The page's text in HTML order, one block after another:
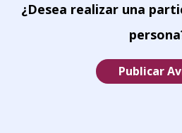
¿Desea realizar una
Publicar